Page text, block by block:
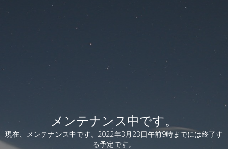
メンテナンス中です。
現在、メンテナンス中です。2022年3月23日午前9時までには終了す
る予定です。